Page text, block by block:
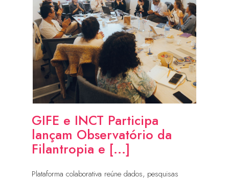
GIFE e INCT Participa
lançam Observatório da
Filantropia e [...]
Plataforma colaborativa reúne dados, pesquisas